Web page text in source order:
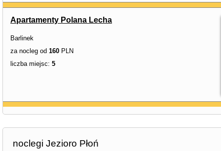
Apartamenty Polana Lecha
Barlinek
za nocleg od 160 PLN
liczba miejsc: 5
noclegi Jezioro Płoń